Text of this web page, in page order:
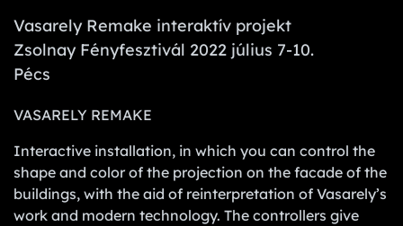
Vasarely Remake interaktív projekt
Zsolnay Fényfesztivál 2022 július 7-10.
Pécs
VASARELY REMAKE
Interactive installation, in which you can control the
shape and color of the projection on the facade of the
buildings, with the aid of reinterpretation of Vasarely’s
work and modern technology. The controllers give